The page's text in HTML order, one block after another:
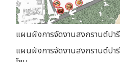
แผนผังการจัดงานสงกรานต์ปา
แผนผังการจัดงานสงกรานต์ปา